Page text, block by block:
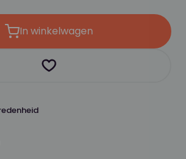
In winkelwagen
Product toevoegen als